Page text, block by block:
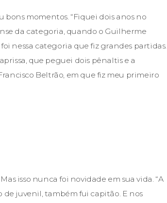
bons momentos. “Fiquei dois anos no
da categoria, quando o Guilherme
nessa categoria que fiz grandes partidas.
que peguei dois pênaltis e a
Beltrão, em que fiz meu primeiro
isso nunca foi novidade em sua vida. “A
juvenil, também fui capitão. E nos